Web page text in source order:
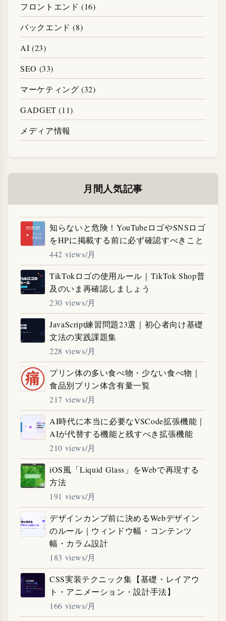
フロントエンド (16)
バックエンド (8)
AI (23)
SEO (33)
マーケティング (32)
GADGET (11)
メディア情報
月間人気記事
知らないと危険！YouTubeロゴやSNSロゴ
をHPに掲載する前に必ず確認すべきこと
442 views/月
TikTokロゴの使用ルール｜TikTok Shop普
及のいま再確認しましょう
230 views/月
JavaScript練習問題23選｜初心者向け基礎
文法の実践課題集
228 views/月
プリン体の多い食べ物・少ない食べ物｜
食品別プリン体含有量一覧
217 views/月
AI時代に本当に必要なVSCode拡張機能｜
AIが代替する機能と残すべき拡張機能
210 views/月
iOS風「Liquid Glass」をWebで再現する
方法
191 views/月
デザインカンプ前に決めるWebデザイン
のルール｜ウィンドウ幅・コンテンツ
幅・カラム設計
183 views/月
CSS実装テクニック集【基礎・レイアウ
ト・アニメーション・設計手法】
166 views/月